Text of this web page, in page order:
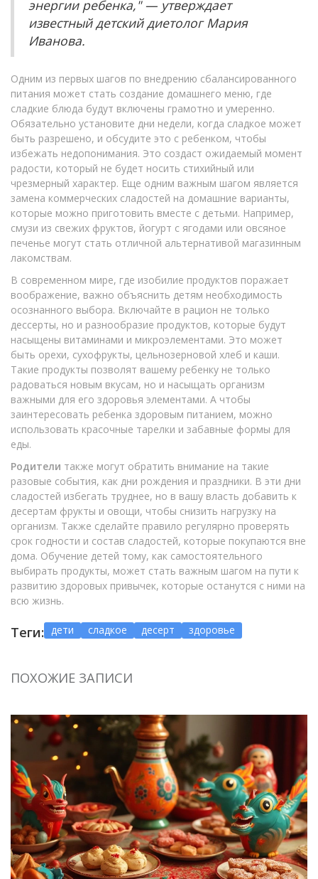
энергии ребенка," — утверждает
известный детский диетолог Мария
Иванова.
Одним из первых шагов по внедрению сбалансированного
питания может стать создание домашнего меню, где
сладкие блюда будут включены грамотно и умеренно.
Обязательно установите дни недели, когда сладкое может
быть разрешено, и обсудите это с ребенком, чтобы
избежать недопонимания. Это создаст ожидаемый момент
радости, который не будет носить стихийный или
чрезмерный характер. Еще одним важным шагом является
замена коммерческих сладостей на домашние варианты,
которые можно приготовить вместе с детьми. Например,
смузи из свежих фруктов, йогурт с ягодами или овсяное
печенье могут стать отличной альтернативой магазинным
лакомствам.
В современном мире, где изобилие продуктов поражает
воображение, важно объяснить детям необходимость
осознанного выбора. Включайте в рацион не только
дессерты, но и разнообразие продуктов, которые будут
насыщены витаминами и микроэлементами. Это может
быть орехи, сухофрукты, цельнозерновой хлеб и каши.
Такие продукты позволят вашему ребенку не только
радоваться новым вкусам, но и насыщать организм
важными для его здоровья элементами. А чтобы
заинтересовать ребенка здоровым питанием, можно
использовать красочные тарелки и забавные формы для
еды.
Родители также могут обратить внимание на такие
разовые события, как дни рождения и праздники. В эти дни
сладостей избегать труднее, но в вашу власть добавить к
десертам фрукты и овощи, чтобы снизить нагрузку на
организм. Также сделайте правило регулярно проверять
срок годности и состав сладостей, которые покупаются вне
дома. Обучение детей тому, как самостоятельного
выбирать продукты, может стать важным шагом на пути к
развитию здоровых привычек, которые останутся с ними на
всю жизнь.
Теги: дети сладкое десерт здоровье
ПОХОЖИЕ ЗАПИСИ